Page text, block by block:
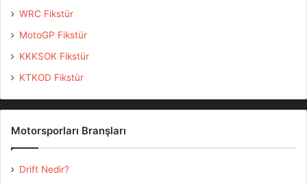
WRC Fikstür
MotoGP Fikstür
KKKSOK Fikstür
KTKOD Fikstür
Motorsporları Branşları
Drift Nedir?